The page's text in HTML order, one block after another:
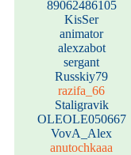
89062486105
KisSer
animator
alexzabot
sergant
Russkiy79
razifa_66
Staligravik
OLEOLE050667
VovA_Alex
anutochkaaa